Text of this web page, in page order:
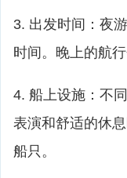
3. 出发时间：夜
时间。晚上的航
4. 船上设施：不
表演和舒适的休
船只。